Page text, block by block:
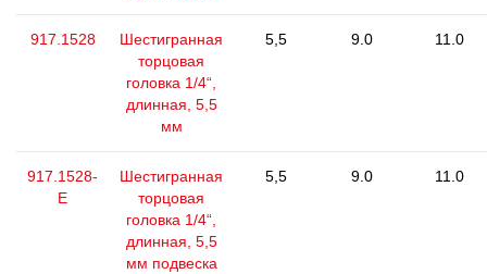
917.1528
Шестигранная
торцовая
головка 1/4“,
длинная, 5,5
мм
5,5 9.0 11.0
917.1528-
E
Шестигранная
торцовая
головка 1/4“,
длинная, 5,5
мм подвеска
5,5 9.0 11.0